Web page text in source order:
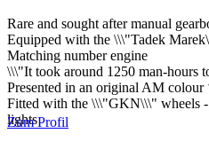
Rare and sought after manual
Equipped with the \\\"Tadek
Matching number engine
\\\"It took around 1250 man-hours
Presented in an original AM colour
Fitted with the \\\"GKN\\\" wheels
lights
Zum Profil